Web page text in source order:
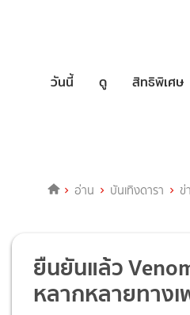
วันนี้ ดู สิทธิพิเศษ
อ่าน บันเทิงดารา ข่
ยืนยันแล้ว
หลากหลายทาง